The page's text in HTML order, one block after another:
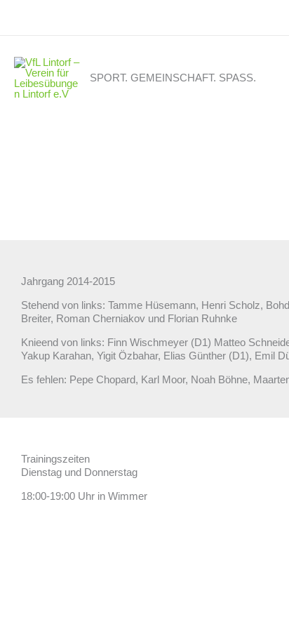
SPORT. GEMEINSCHAFT. SPASS.
Jahrgang 2014-2015
Stehend von links: Tamme Hüsemann, Henri Scholz,
Breiter, Roman Cherniakov und Florian Ruhnke
Knieend von links: Finn Wischmeyer (D1) Matteo
Yakup Karahan, Yigit Özbahar, Elias Günther (D1), Emil
Es fehlen: Pepe Chopard, Karl Moor, Noah Böhne,
Trainingszeiten
Dienstag und Donnerstag
18:00-19:00 Uhr in Wimmer